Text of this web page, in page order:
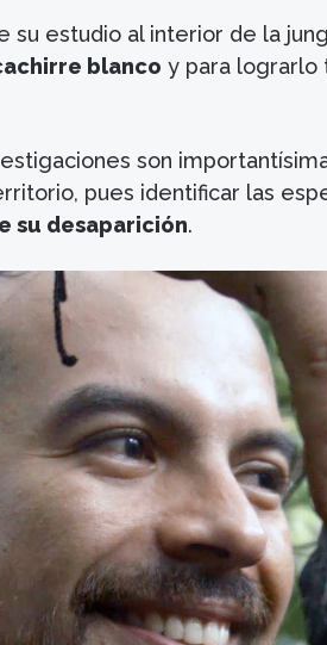
su estudio al interior de la
blanco y para lograrlo
son
pues identificar las
su desaparición.